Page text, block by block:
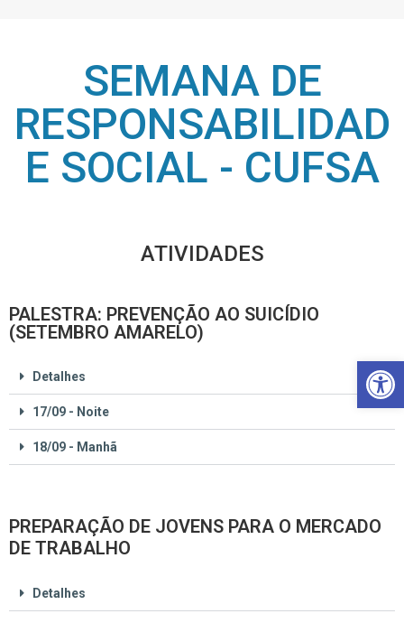
Barra de Ferramentas Aberta
SEMANA DE
RESPONSABILIDAD
E SOCIAL - CUFSA
ATIVIDADES
PALESTRA: PREVENÇÃO AO SUICÍDIO
(SETEMBRO AMARELO)
Detalhes
17/09 - Noite
18/09 - Manhã
PREPARAÇÃO DE JOVENS PARA O MERCADO
DE TRABALHO
Detalhes